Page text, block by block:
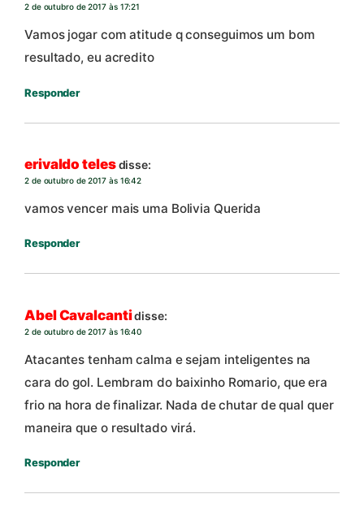
2 de outubro de 2017 às 17:21
Vamos jogar com atitude q conseguimos um bom
resultado, eu acredito
Responder
erivaldo telesdisse:
2 de outubro de 2017 às 16:42
vamos vencer mais uma Bolivia Querida
Responder
Abel Cavalcantidisse:
2 de outubro de 2017 às 16:40
Atacantes tenham calma e sejam inteligentes na
cara do gol. Lembram do baixinho Romario, que era
frio na hora de finalizar. Nada de chutar de qual quer
maneira que o resultado virá.
Responder